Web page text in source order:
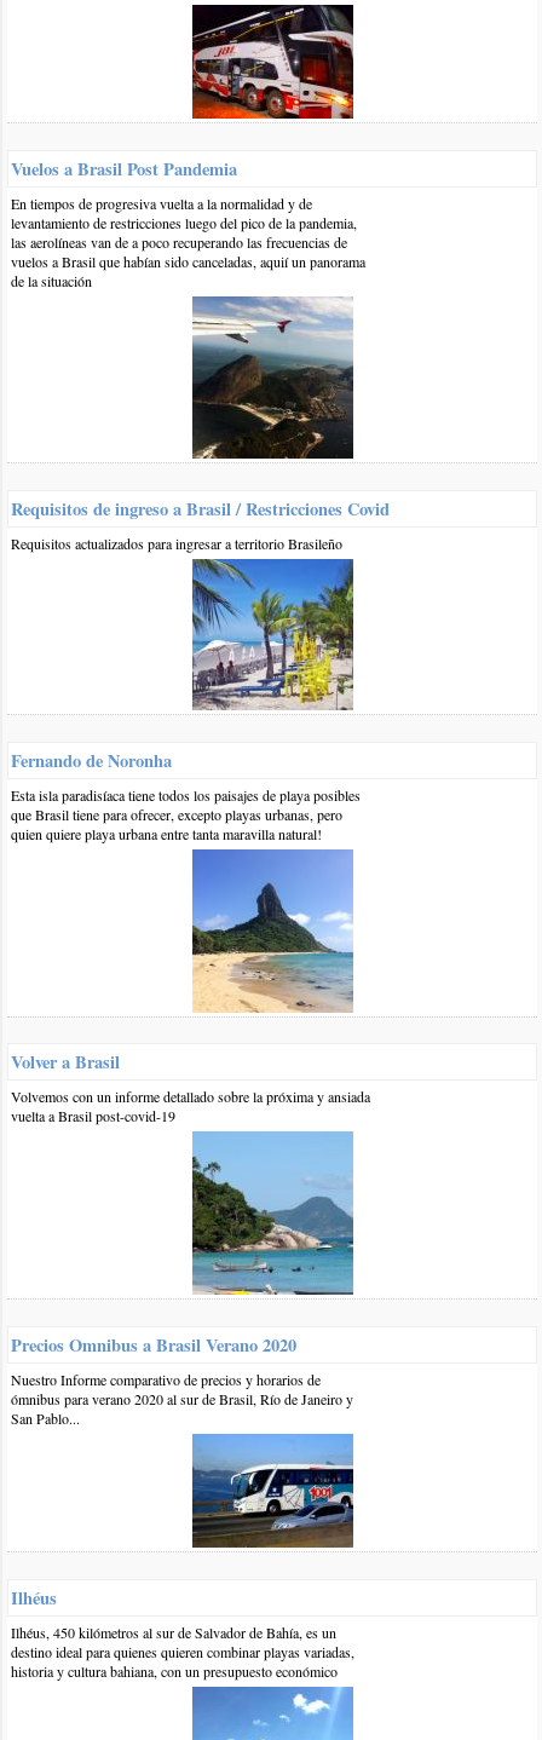
El artículo comentado está vinculado a las siguientes categorías y
Playas de Río de Janeiro
Otros comentarios en artículo:
0 7-dic-2019::por:pablo
Queremos hacer el tour de arraial "full day" desde rio de
janeiro. Somos dos adultos y dos niños, qué empresa me
recomendas para hacer el tour?, en internet me aparecen miles.
Vale la pena hacerlo así con un tour?, o es mejor ir hasta a
arraial y contratar el paseo en barco directamente alli?.
0 7-feb-2019
sergio
hola...excelente info, mi intención es viajar para allí en octubre
2019 ..me podrían decir que temperatura me encontrare en ese
mes.
por otro lado precios de transfer ( colectivo , etc ) para dos
mayores y dos pequeñas desde Rio a Arrail y por ultimo...cual
seria la mejor playa para este grupo familiar.
1 28-nov-2019::por:Priscilla Bernal
y marzo, es aconsejable por el clima esa fecha o mejor mas
en invierno?
1 10-feb-2019::por:BrasilPlayas
En el estado de
calor ya a partir e septiembre, no sabemos precios de
transfers, con respecto a la mejor playa, difícil decir pero
muchas playas tranquilas, aunque las más tranquilas son
alejadas como el caso de la Praia do Farol, a la que se
accede en barco y podría considerarse más una excursión, si
la idea es una playa para alojarse ahí mismo una buena
combinación entre belleza natural e infraestructura podría
ser la Prainha, por la proximidad con el centro en verano es
Saludos
0 6-ene-2019::por:Evelyn
Hola buenas noches. Les comento, mi pareja y yo queres viajar
a Rio de Janeiro una semana y otra semana a Arraian Do Cabo.
Somos de Argentina, buenos aires.
Estamos en la busca de hoteles, lugares para conocer... cenar....
Queremos saber el tema "economía" maso menos cuanta plata
por:BrasilPlayas
Hola Evelyn,
Vuelos a Brasil Post Pandemia
En tiempos de progresiva vuelta a la normalidad y de
levantamiento de restricciones luego del pico de la pandemia,
las aerolíneas van de a poco recuperando las frecuencias de
vuelos a Brasil que habían sido canceladas, aquií un panorama
de la situación
Requisitos de ingreso a Brasil / Restricciones Covid
Requisitos actualizados para ingresar a territorio Brasileño
Fernando de Noronha
Esta isla paradisíaca tiene todos los paisajes de playa posibles
que Brasil tiene para ofrecer, excepto playas urbanas, pero
quien quiere playa urbana entre tanta maravilla natural!
Volver a Brasil
Volvemos con un informe detallado sobre la próxima y ansiada
vuelta a Brasil post-covid-19
Precios Omnibus a Brasil Verano 2020
Nuestro Informe comparativo de precios y horarios de
ómnibus para verano 2020 al sur de Brasil, Río de Janeiro y
San Pablo...
Ilhéus
Ilhéus, 450 kilómetros al sur de Salvador de Bahía, es un
destino ideal para quienes quieren combinar playas variadas,
historia y cultura bahiana, con un presupuesto económico